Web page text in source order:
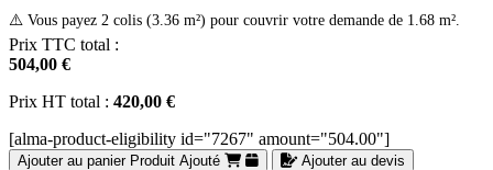
⚠️ Vous payez 2 colis (3.36 m²) pour couvrir votre demande de 1.68 m².
Prix TTC total :
504,00 €
Prix HT total : 420,00 €
[alma-product-eligibility id="7267" amount="504.00"]
Ajouter au panier Produit Ajouté Ajouter au devis